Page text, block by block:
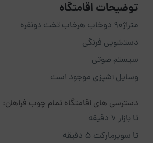
توضیحات اقامتگاه
متراژ۹۰ دوخاب هرخاب تخت دونفره
دستشویی فرنگی
سیستم صوتی
وسایل آشپزی موجود است
دسترسی های اقامتگاه تمام چوب فراهان:
تا بازار 7 دقیقه
تا سوپرمارکت 5 دقیقه